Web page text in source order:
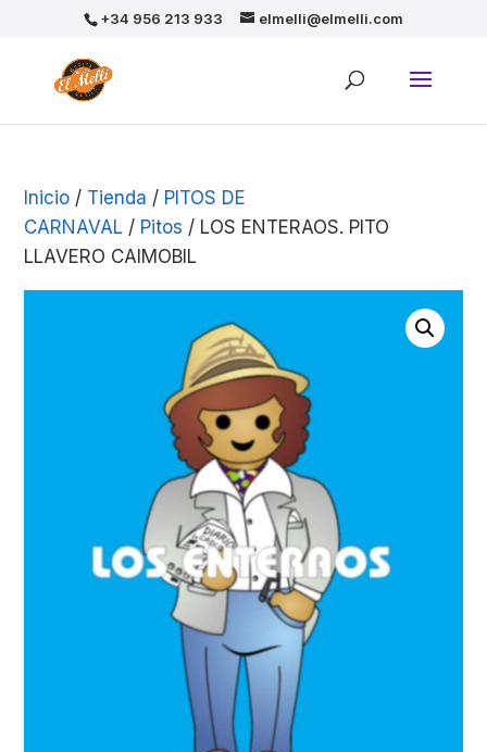
+34 956 213 933 elmelli@elmelli.com
Inicio / Tienda / PITOS DE
CARNAVAL / Pitos / LOS ENTERAOS. PITO
LLAVERO CAIMOBIL